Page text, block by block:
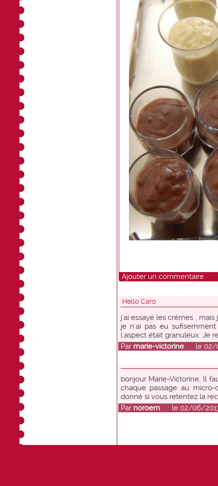
Ajouter un commentaire
Hello Caro
j'ai essayé les crèmes ,
je n'ai pas eu
l'aspect était granuleux. Je
Par marie-victorinele 02/
bonjour Marie-Victorine, Il
chaque passage au
donné si vous retentez la
Par noroemle 02/06/2013